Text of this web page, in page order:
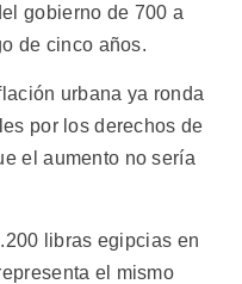
gobierno de 700 a
de cinco años.
urbana ya ronda
por los derechos de
el aumento no sería
libras egipcias en
el mismo